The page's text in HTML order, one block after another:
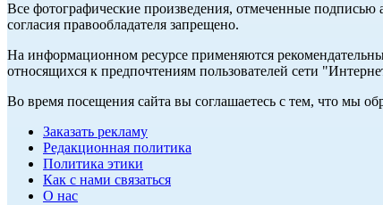
Все фотографические произведения, отмеченные подписью
согласия правообладателя запрещено.
На информационном ресурсе применяются
относящихся к предпочтениям пользователей сети
Во время посещения сайта вы соглашаетесь с тем, что мы
Заказать рекламу
Редакционная политика
Политика этики
Как с нами связаться
О нас